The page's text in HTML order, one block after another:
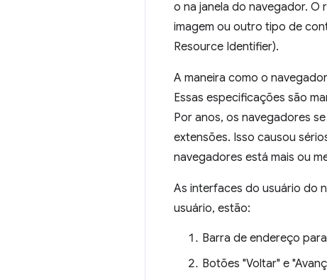
o na janela do navegador. O
imagem ou outro tipo de
Resource Identifier).
A maneira como o
Essas especificações são
Por anos, os navegadores
extensões. Isso causou
navegadores está mais ou
As interfaces do usuário do
usuário, estão:
Barra de endereço para
Botões "Voltar" e